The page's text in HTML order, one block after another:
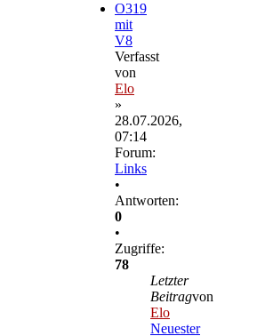
O319
mit
V8
Verfasst
von
Elo
»
28.07.2026,
07:14
Forum:
Links
•
Antworten:
0
•
Zugriffe:
78
Letzter
Beitragvon
Elo
Neuester